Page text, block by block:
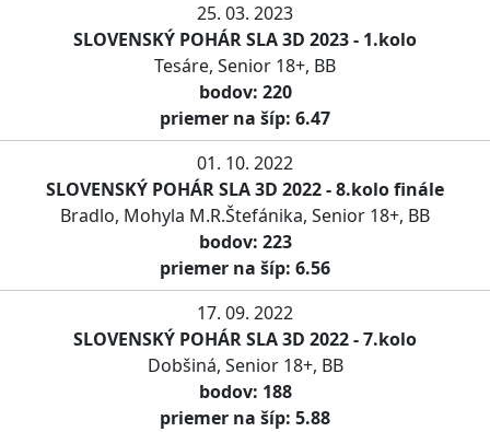
25. 03. 2023
SLOVENSKÝ POHÁR SLA 3D 2023 - 1.kolo
Tesáre, Senior 18+, BB
bodov: 220
priemer na šíp: 6.47
01. 10. 2022
SLOVENSKÝ POHÁR SLA 3D 2022 - 8.kolo finále
Bradlo, Mohyla M.R.Štefánika, Senior 18+, BB
bodov: 223
priemer na šíp: 6.56
17. 09. 2022
SLOVENSKÝ POHÁR SLA 3D 2022 - 7.kolo
Dobšiná, Senior 18+, BB
bodov: 188
priemer na šíp: 5.88